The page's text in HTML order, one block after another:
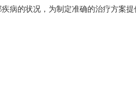
病的状况，为制定准确的治疗方案提